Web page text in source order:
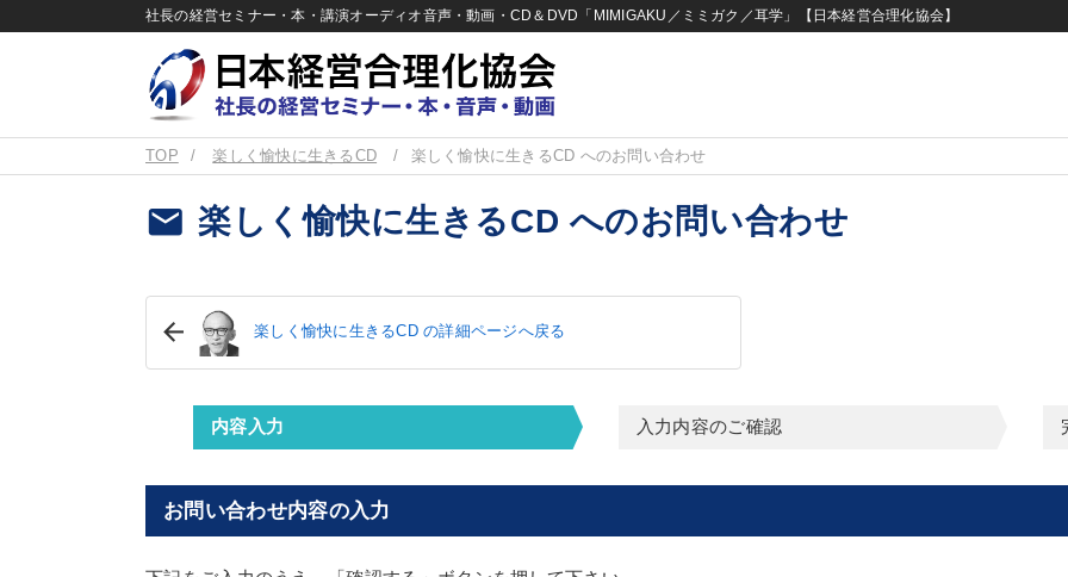
社長の経営セミナー・本・講演オーディオ音声・動画・CD＆DVD「MIMIGAKU／ミミガク／耳学」【日本経営合理化協会】
TOP 楽しく愉快に生きるCD 楽しく愉快に生きるCD へのお問い合わせ
email 楽しく愉快に生きるCD へのお問い合わせ
楽しく愉快に生きるCD の詳細ページへ戻る
内容入力 入力内容のご確認
お問い合わせ内容の入力